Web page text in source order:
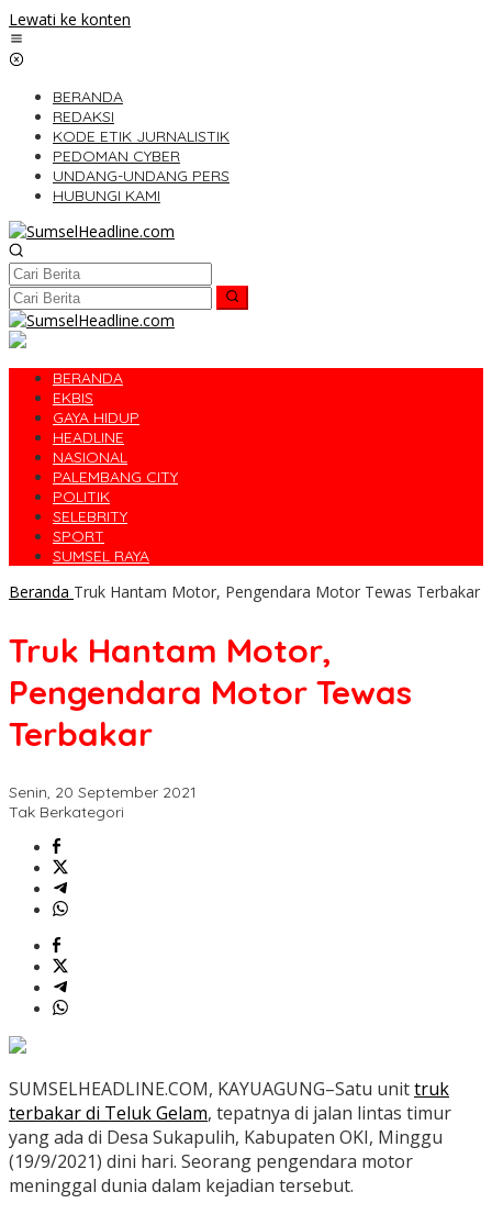
Lewati ke konten
BERANDA
REDAKSI
KODE ETIK JURNALISTIK
PEDOMAN CYBER
UNDANG-UNDANG PERS
HUBUNGI KAMI
BERANDA
EKBIS
GAYA HIDUP
HEADLINE
NASIONAL
PALEMBANG CITY
POLITIK
SELEBRITY
SPORT
SUMSEL RAYA
Beranda Truk Hantam Motor, Pengendara Motor Tewas Terbakar
Truk Hantam Motor,
Pengendara Motor Tewas
Terbakar
Senin, 20 September 2021
Tak Berkategori
SUMSELHEADLINE.COM, KAYUAGUNG–Satu unittruk
terbakar di Teluk Gelam, tepatnya di jalan lintas timur
yang ada di Desa Sukapulih, Kabupaten OKI, Minggu
(19/9/2021) dini hari. Seorang pengendara motor
meninggal dunia dalam kejadian tersebut.